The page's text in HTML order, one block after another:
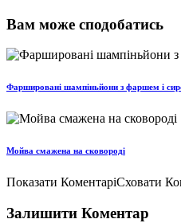
Вам може сподобатись
Фаршировані шампіньйони з фаршем і
Мойва смажена на сковороді
Показати КоментаріСховати
Залишити Коментар